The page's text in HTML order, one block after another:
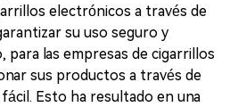
electrónicos a través de
su uso seguro y
para las empresas de cigarrillos
sus productos a través de
Esto ha resultado en una